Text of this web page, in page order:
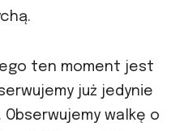
ten moment jest
już jedynie
walkę o